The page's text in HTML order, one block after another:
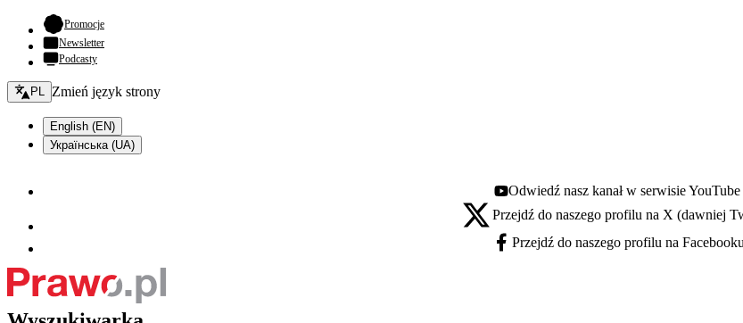
Promocje- otwiera się w nowej karcie
Newsletter
Podcasty
Zmień język - bieżący:
PL Zmień język strony
English (EN)
Українська (UA)
Youtube - otwiera się w nowej karcie
Odwiedź nasz kanał w serwisie YouTube
X - otwiera się w nowej karcie
Przejdź do naszego profilu na X (dawniej
Facebook - otwiera się w nowej karcie
Przejdź do naszego profilu na Facebooku